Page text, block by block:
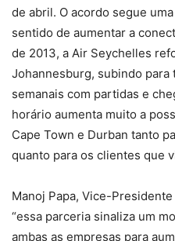
de abril. O acordo segue
sentido de aumentar a
de 2013, a Air Seychelles
Johannesburg, subindo
semanais com partidas e
horário aumenta muito a
Cape Town e Durban tanto
quanto para os clientes que
Manoj Papa, Vice-
“essa parceria sinaliza um
ambas as empresas para